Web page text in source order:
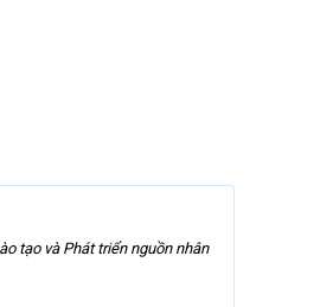
tạo và Phát triển nguồn nhân